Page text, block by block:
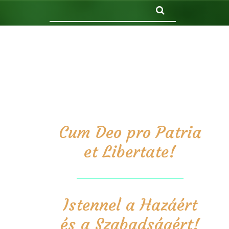
Cum Deo pro Patria
et Libertate!
Istennel a Hazáért
és a Szabadságért!